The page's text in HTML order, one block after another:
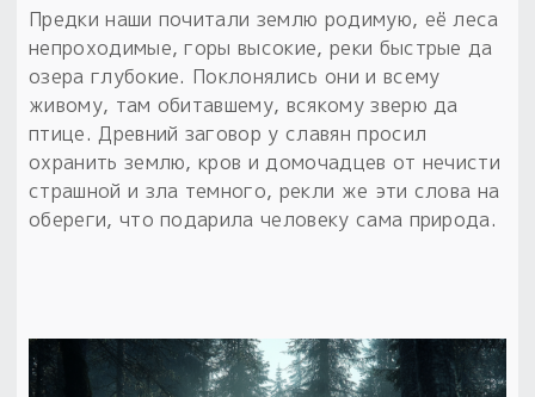
Сундучок
30 вариантов раскладов по системе Рез Рода:
Расходные материалы
С чего начать?
Новые книги
в лавке!
«Резы Рода. Нежиты» и «Резы
Рода.Духи-Хозяева» с колодами
толковники со значениями, раскладами,
Предки наши почитали землю родимую, её леса
непроходимые, горы высокие, реки быстрые да
озера глубокие. Поклонялись они и всему
живому, там обитавшему, всякому зверю да
птице. Древний заговор у славян просил
охранить землю, кров и домочадцев от нечисти
страшной и зла темного, рекли же эти слова на
обереги, что подарила человеку сама природа.